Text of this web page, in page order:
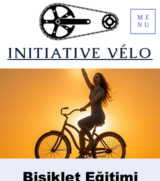
​INITIATIVE VÉLO
ME
NU
Bisiklet Eğitimi